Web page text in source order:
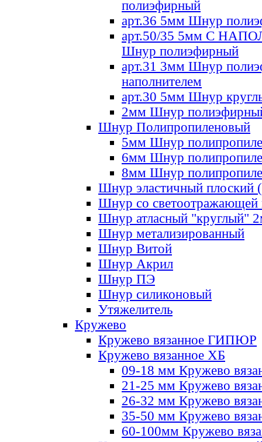
полиэфирный
арт.36 5мм Шнур
арт.50/35 5мм С
Шнур полиэфирный
арт.31 3мм Шнур
наполнителем
арт.30 5мм Шнур
2мм Шнур
Шнур Полипропиленовый
5мм Шнур
6мм Шнур
8мм Шнур
Шнур эластичный плоский
Шнур со светоотражающей
Шнур атласный "круглый"
Шнур метализированный
Шнур Витой
Шнур Акрил
Шнур ПЭ
Шнур силиконовый
Утяжелитель
Кружево
Кружево вязанное ГИПЮР
Кружево вязанное ХБ
09-18 мм Кружево
21-25 мм Кружево
26-32 мм Кружево
35-50 мм Кружево
60-100мм Кружево